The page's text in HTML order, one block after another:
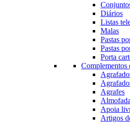
Diários
Listas
Malas
Pastas
Pastas
Porta
Complementos
Agrafes
Apoia
Artigos